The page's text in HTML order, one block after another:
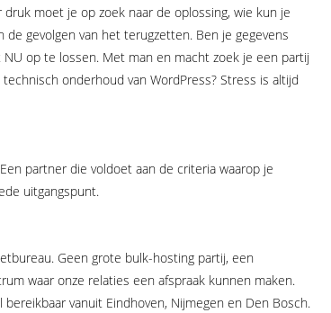
moet je op zoek naar de oplossing, wie kun je
gevolgen van het terugzetten. Ben je gegevens
op te lossen. Met man en macht zoek je een partij
onderhoud van WordPress? Stress is altijd
partner die voldoet aan de criteria waarop je
uitgangspunt.
Geen grote bulk-hosting partij, een
waar onze relaties een afspraak kunnen maken.
vanuit Eindhoven, Nijmegen en Den Bosch.